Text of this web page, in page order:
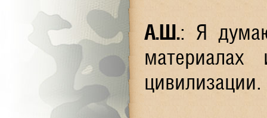
А.Ш.: Я
цивилизации.